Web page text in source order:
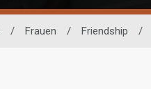
/ Frauen / Friendship /